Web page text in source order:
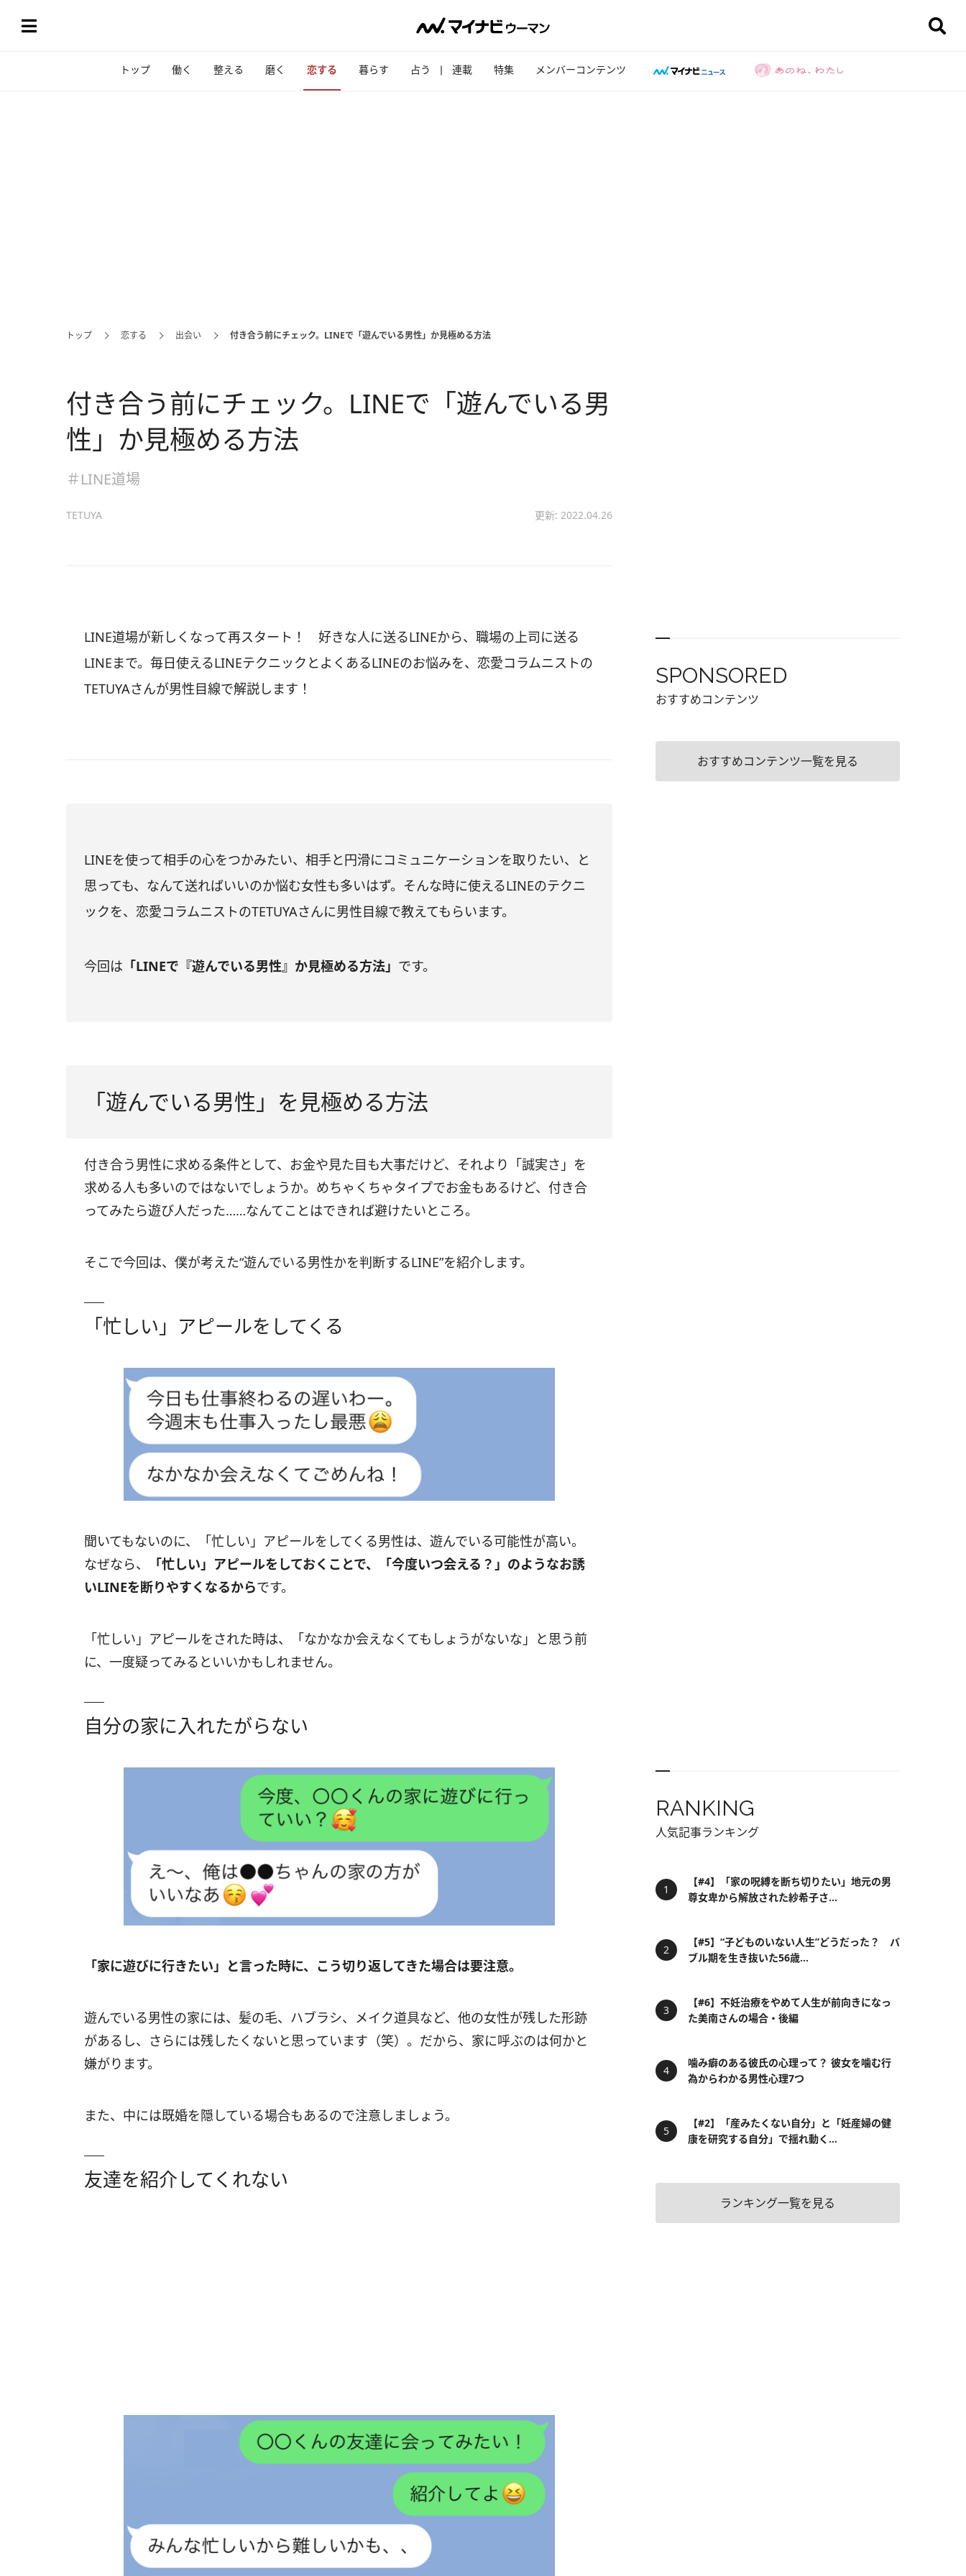
トップ 働く 整える 磨く 恋する 暮らす 占う 連載 特集 メンバーコンテンツ
トップ 恋する 出会い 付き合う前にチェック。LINEで「遊んでいる男性」か見極める方法
付き合う前にチェック。LINEで「遊んでいる男
性」か見極める方法
＃LINE道場
TETUYA 更新: 2022.04.26
LINE道場が新しくなって再スタート！ 好きな人に送るLINEから、職場の上司に送る
LINEまで。毎日使えるLINEテクニックとよくあるLINEのお悩みを、恋愛コラムニストの
TETUYAさんが男性目線で解説します！
LINEを使って相手の心をつかみたい、相手と円滑にコミュニケーションを取りたい、と
思っても、なんて送ればいいのか悩む女性も多いはず。そんな時に使えるLINEのテクニ
ックを、恋愛コラムニストのTETUYAさんに男性目線で教えてもらいます。
今回は 「LINEで『遊んでいる男性』か見極める方法」 です。
「遊んでいる男性」を見極める方法
付き合う男性に求める条件として、お金や見た目も大事だけど、それより「誠実さ」を
求める人も多いのではないでしょうか。めちゃくちゃタイプでお金もあるけど、付き合
ってみたら遊び人だった……なんてことはできれば避けたいところ。
そこで今回は、僕が考えた“遊んでいる男性かを判断するLINE”を紹介します。
「忙しい」アピールをしてくる
聞いてもないのに、「忙しい」アピールをしてくる男性は、遊んでいる可能性が高い。
なぜなら、
「忙しい」アピールをしておくことで、「今度いつ会える？」のようなお誘
いLINEを断りやすくなるからです。
「忙しい」アピールをされた時は、「なかなか会えなくてもしょうがないな」と思う前
に、一度疑ってみるといいかもしれません。
自分の家に入れたがらない
「家に遊びに行きたい」と言った時に、こう切り返してきた場合は要注意。
遊んでいる男性の家には、髪の毛、ハブラシ、メイク道具など、他の女性が残した形跡
があるし、さらには残したくないと思っています（笑）。だから、家に呼ぶのは何かと
嫌がります。
また、中には既婚を隠している場合もあるので注意しましょう。
友達を紹介してくれない
SPONSORED
おすすめコンテンツ
おすすめコンテンツ一覧を見る
RANKING
人気記事ランキング
【#4】「家の呪縛を断ち切りたい」地元の男
尊女卑から解放された紗希子さ...
【#5】“子どものいない人生”どうだった？ バ
ブル期を生き抜いた56歳...
【#6】不妊治療をやめて人生が前向きになっ
た美南さんの場合・後編
噛み癖のある彼氏の心理って？ 彼女を噛む行
為からわかる男性心理7つ
【#2】「産みたくない自分」と「妊産婦の健
康を研究する自分」で揺れ動く...
ランキング一覧を見る